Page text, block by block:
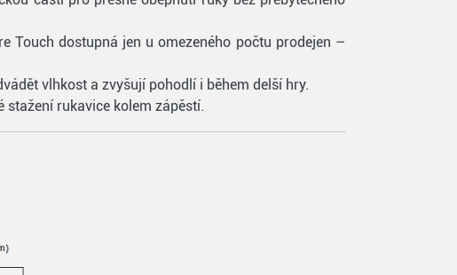
dostupná jen u omezeného počtu prodejen –
vlhkost a zvyšují pohodlí i během delší hry.
rukavice kolem zápěstí.